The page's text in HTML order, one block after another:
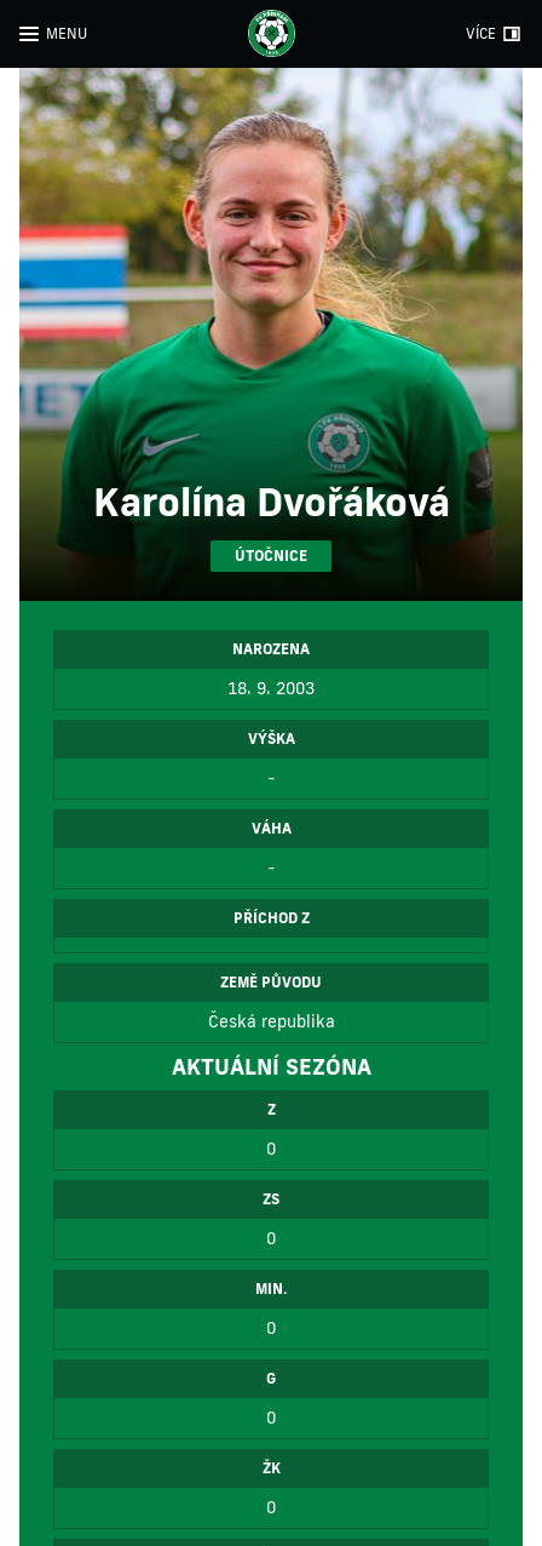
MENU VÍCE
Karolína Dvořáková
ÚTOČNICE
NAROZENA
18. 9. 2003
VÝŠKA
-
VÁHA
-
PŘÍCHOD Z
ZEMĚ PŮVODU
Česká republika
AKTUÁLNÍ SEZÓNA
Z
0
ZS
0
MIN.
0
G
0
ŽK
0